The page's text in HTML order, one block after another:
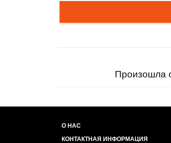
Произошла
О НАС
КОНТАКТНАЯ ИНФОРМАЦИЯ